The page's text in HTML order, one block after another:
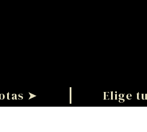
➤ Elige